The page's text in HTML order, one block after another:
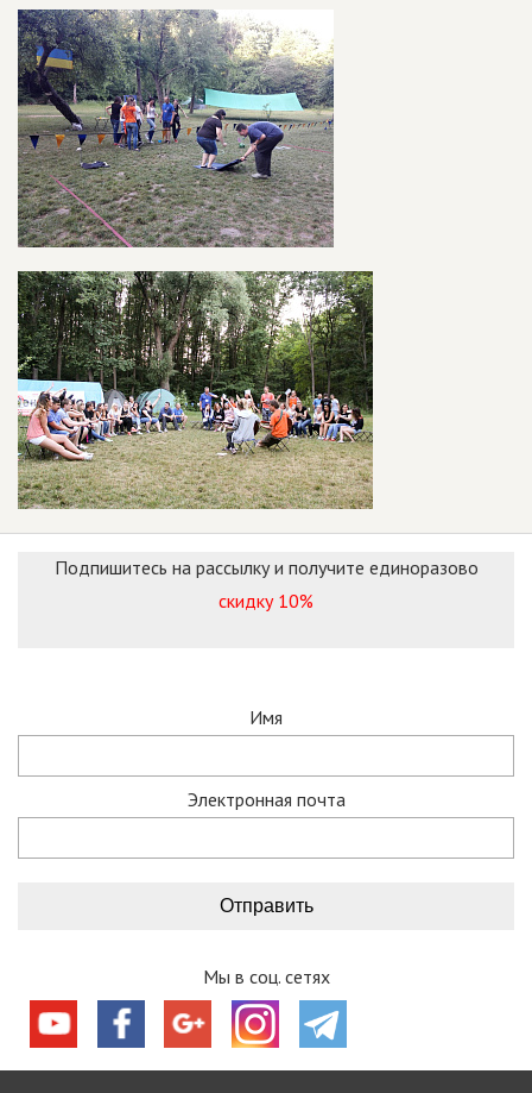
Подпишитесь на рассылку и получите единоразово
скидку 10%
Имя
Электронная почта
Мы в соц. сетях